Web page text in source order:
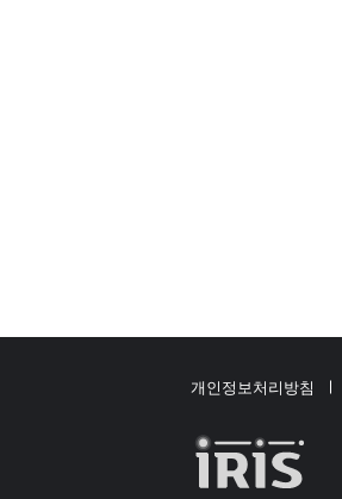
개인정보처리방침